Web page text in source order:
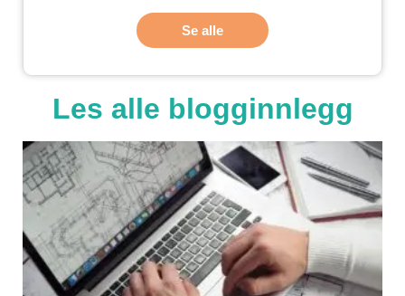
Se alle
Les alle blogginnlegg